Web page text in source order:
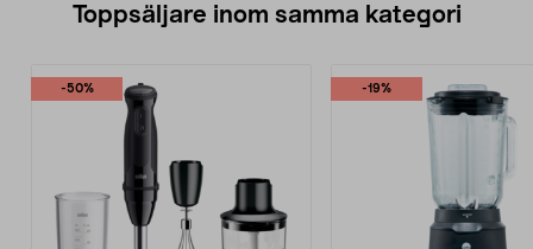
Toppsäljare inom samma kategori
-50% -19%